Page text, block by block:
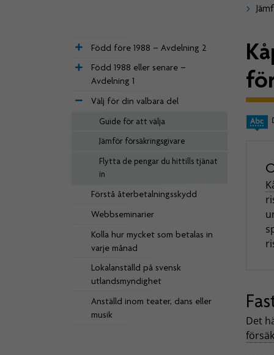
Född före 1988 – Avdelning 2
Född 1988 eller senare –
Avdelning 1
Välj för din valbara del
Guide för att välja
Jämför försäkringsgivare
Flytta de pengar du hittills tjänat
in
Förstå återbetalningsskydd
Webbseminarier
Kolla hur mycket som betalas in
varje månad
Lokalanställd på svensk
utlandsmyndighet
Anställd inom teater, dans eller
musik
Det